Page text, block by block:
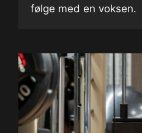
følge med en voksen.